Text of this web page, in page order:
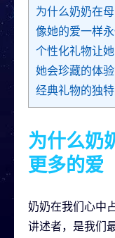
为什么奶奶在
像她的爱一样
个性化礼物让
她会珍藏的体
经典礼物的独
为什么奶
更多的爱
奶奶在我们心中
讲述者，是我们